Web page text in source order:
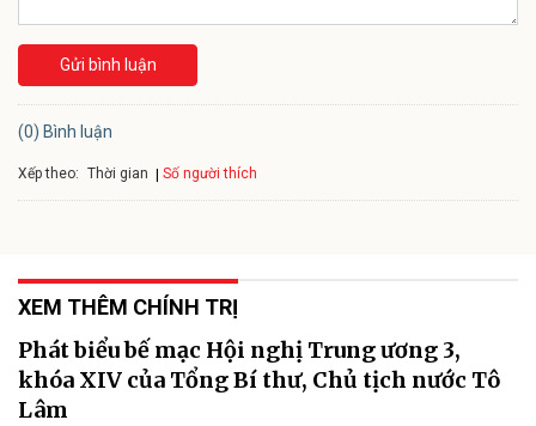
Gửi bình luận
(0) Bình luận
Xếp theo: Thời gian Số người thích
XEM THÊM CHÍNH TRỊ
Phát biểu bế mạc Hội nghị Trung ương 3,
khóa XIV của Tổng Bí thư, Chủ tịch nước Tô
Lâm